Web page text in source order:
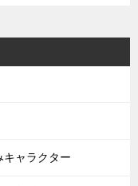
キャラクター